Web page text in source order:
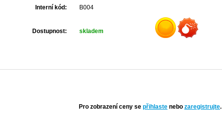
Interní kód: B004
Dostupnost: skladem
Pro zobrazení ceny se přihlaste nebo zaregistrujte.